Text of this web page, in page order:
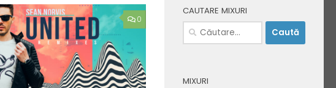
0
CAUTARE MIXURI
Caută
după:
MIXURI